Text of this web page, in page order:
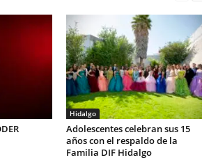
Hidalgo
Adolescentes celebran sus 15
años con el respaldo de la
Familia DIF Hidalgo